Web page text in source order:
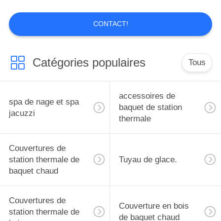
PRIVACY
POLICYCouvertures de
station thermale de
bain
33
Couverture en bois
de baquet chaud
à eau
CONTACT!
Catégories populaires Tous
spa de nage et spa
jacuzzi
accessoires de
baquet de station
thermale
Couvertures de
station thermale de
baquet chaud
Tuyau de glace.
Couvertures de
station thermale de
Couverture en bois
de baquet chaud